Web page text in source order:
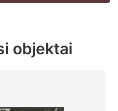
objektai